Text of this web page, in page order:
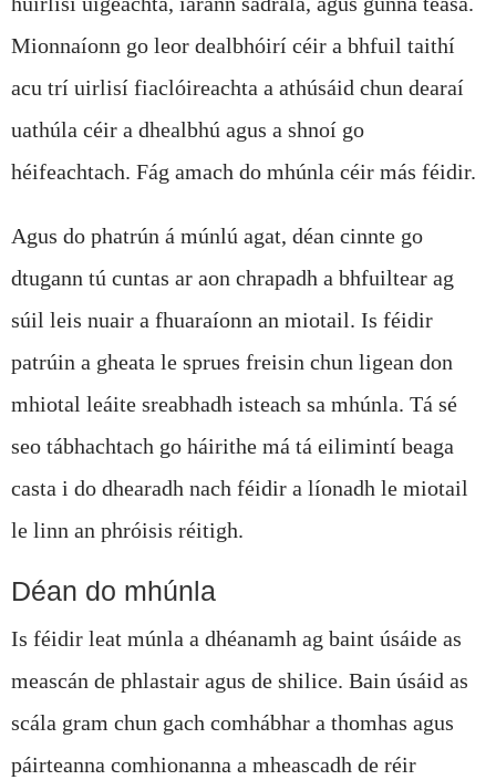
Mionnaíonn go leor dealbhóirí céir a bhfuil taithí
acu trí uirlisí fiaclóireachta a athúsáid chun dearaí
uathúla céir a dhealbhú agus a shnoí go
héifeachtach. Fág amach do mhúnla céir más féidir.
Agus do phatrún á múnlú agat, déan cinnte go
dtugann tú cuntas ar aon chrapadh a bhfuiltear ag
súil leis nuair a fhuaraíonn an miotail. Is féidir
patrúin a gheata le sprues freisin chun ligean don
mhiotal leáite sreabhadh isteach sa mhúnla. Tá sé
seo tábhachtach go háirithe má tá eilimintí beaga
casta i do dhearadh nach féidir a líonadh le miotail
le linn an phróisis réitigh.
Déan do mhúnla
Is féidir leat múnla a dhéanamh ag baint úsáide as
meascán de phlastair agus de shilice. Bain úsáid as
scála gram chun gach comhábhar a thomhas agus
páirteanna comhionanna a mheascadh de réir